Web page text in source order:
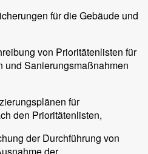
für die Gebäude und
von Prioritätenlisten für
und Sanierungsmaßnahmen
für
den Prioritätenlisten,
der Durchführung von